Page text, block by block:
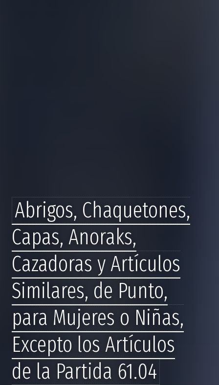
Abrigos, Chaquetones,
Capas, Anoraks,
Cazadoras y Artículos
Similares, de Punto,
para Mujeres o Niñas,
Excepto los Artículos
de la Partida 61.04